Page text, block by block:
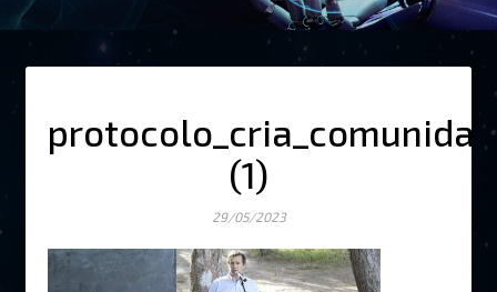
(1)
29/05/2023